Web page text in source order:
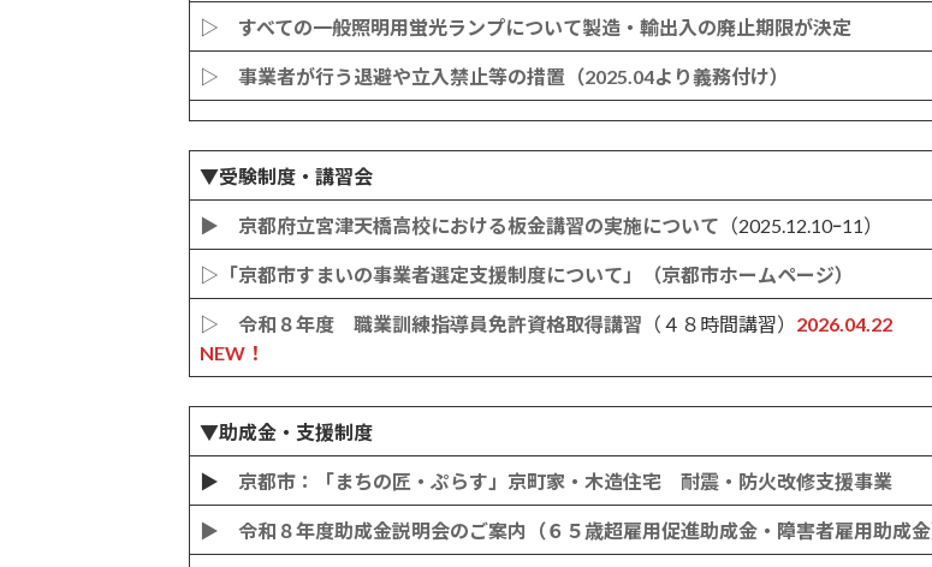
▷ すべての一般照明用蛍光ランプについて製造・輸出入の廃止期限が決定
▷ 事業者が行う退避や立入禁止等の措置（2025.04より義務付け）
▼受験制度・講習会
▶ 京都府立宮津天橋高校における板金講習の実施について （2025.12.10ｰ11）
▷「京都市すまいの事業者選定支援制度について」（京都市ホームページ）
▷ 令和８年度 職業訓練指導員免許資格取得講習 （４８時間講習） 2026.04.22
NEW！
▼助成金・支援制度
▶ 京都市：「まちの匠・ぷらす」京町家・木造住宅 耐震・防火改修支援事業
▶ 令和８年度助成金説明会のご案内（６５歳超雇用促進助成金・障害者雇用助成金